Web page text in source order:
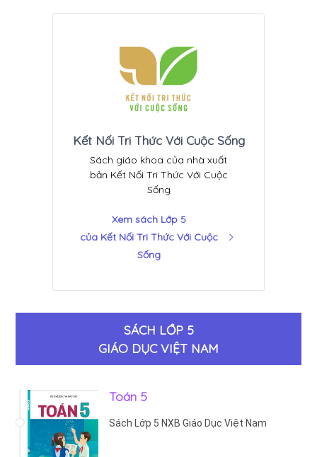
Kết Nối Tri Thức Với Cuộc Sống
Sách giáo khoa của nhà xuất
bản Kết Nối Tri Thức Với Cuộc
Sống
Xem sách Lớp 5
của Kết Nối Tri Thức Với Cuộc
Sống
SÁCH LỚP 5
GIÁO DỤC VIỆT NAM
Toán 5
Sách Lớp 5 NXB Giáo Dục Việt Nam